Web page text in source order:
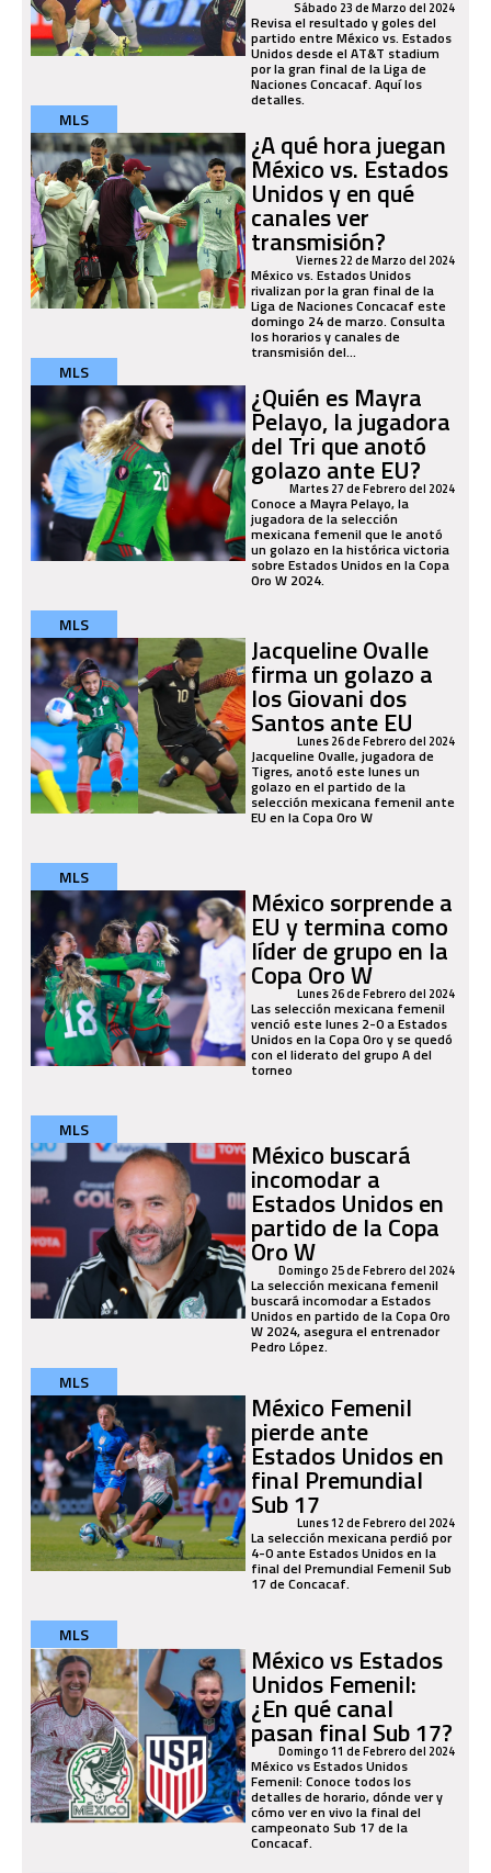
Sábado 23 de Marzo del 2024
Revisa el resultado y goles del
partido entre México vs. Estados
Unidos desde el AT&T stadium
por la gran final de la Liga de
Naciones Concacaf. Aquí los
detalles.
MLS
¿A qué hora juegan
México vs. Estados
Unidos y en qué
canales ver
transmisión?
Viernes 22 de Marzo del 2024
México vs. Estados Unidos
rivalizan por la gran final de la
Liga de Naciones Concacaf este
domingo 24 de marzo. Consulta
los horarios y canales de
transmisión del...
MLS
¿Quién es Mayra
Pelayo, la jugadora
del Tri que anotó
golazo ante EU?
Martes 27 de Febrero del 2024
Conoce a Mayra Pelayo, la
jugadora de la selección
mexicana femenil que le anotó
un golazo en la histórica victoria
sobre Estados Unidos en la Copa
Oro W 2024.
MLS
Jacqueline Ovalle
firma un golazo a
los Giovani dos
Santos ante EU
Lunes 26 de Febrero del 2024
Jacqueline Ovalle, jugadora de
Tigres, anotó este lunes un
golazo en el partido de la
selección mexicana femenil ante
EU en la Copa Oro W
MLS
México sorprende a
EU y termina como
líder de grupo en la
Copa Oro W
Lunes 26 de Febrero del 2024
Las selección mexicana femenil
venció este lunes 2-0 a Estados
Unidos en la Copa Oro y se quedó
con el liderato del grupo A del
torneo
MLS
México buscará
incomodar a
Estados Unidos en
partido de la Copa
Oro W
Domingo 25 de Febrero del 2024
La selección mexicana femenil
buscará incomodar a Estados
Unidos en partido de la Copa Oro
W 2024, asegura el entrenador
Pedro López.
MLS
México Femenil
pierde ante
Estados Unidos en
final Premundial
Sub 17Lunes 12 de Febrero del 2024
La selección mexicana perdió por
4-0 ante Estados Unidos en la
final del Premundial Femenil Sub
17 de Concacaf.
MLS
México vs Estados
Unidos Femenil:
¿En qué canal
pasan final Sub 17?
Domingo 11 de Febrero del 2024
México vs Estados Unidos
Femenil: Conoce todos los
detalles de horario, dónde ver y
cómo ver en vivo la final del
campeonato Sub 17 de la
Concacaf.